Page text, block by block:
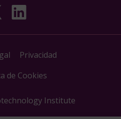
Privacidad
de Cookies
Institute